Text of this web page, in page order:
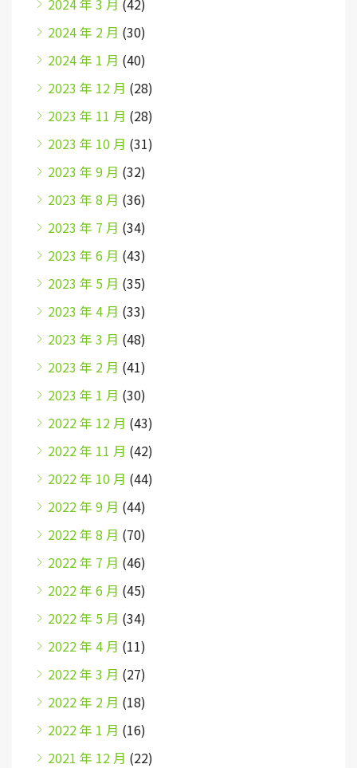
2024 年 2 月 (30)
2024 年 1 月 (40)
2023 年 12 月 (28)
2023 年 11 月 (28)
2023 年 10 月 (31)
2023 年 9 月 (32)
2023 年 8 月 (36)
2023 年 7 月 (34)
2023 年 6 月 (43)
2023 年 5 月 (35)
2023 年 4 月 (33)
2023 年 3 月 (48)
2023 年 2 月 (41)
2023 年 1 月 (30)
2022 年 12 月 (43)
2022 年 11 月 (42)
2022 年 10 月 (44)
2022 年 9 月 (44)
2022 年 8 月 (70)
2022 年 7 月 (46)
2022 年 6 月 (45)
2022 年 5 月 (34)
2022 年 4 月 (11)
2022 年 3 月 (27)
2022 年 2 月 (18)
2022 年 1 月 (16)
2021 年 12 月 (22)